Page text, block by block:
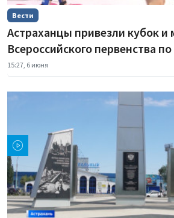
Вести
Астраханцы привезли кубок и
Всероссийского первенства
15:27, 6 июня